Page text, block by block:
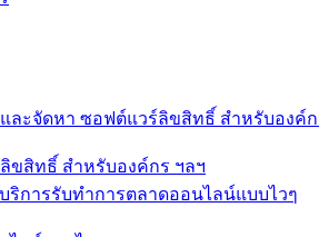
ขสิทธิ์ สำหรับองค์กร ฯลฯ